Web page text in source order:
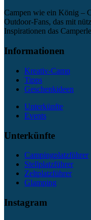
Campen wie ein König –
Outdoor-Fans, das mit
Inspirationen das
Informationen
Kreativ-Camp
Tipps
Geschenkideen
Unterkünfte
Events
Unterkünfte
Campingplatzführer
Stellplatzführer
Zeltplatzführer
Glamping
Instagram